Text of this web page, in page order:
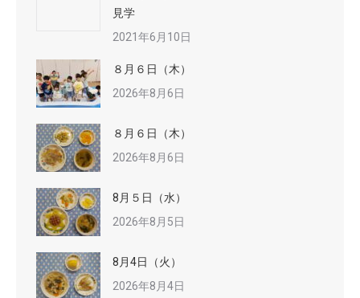
見学
2021年6月10日
８月６日（木）
2026年8月6日
８月６日（木）
2026年8月6日
8月５日（水）
2026年8月5日
8月4日（火）
2026年8月4日